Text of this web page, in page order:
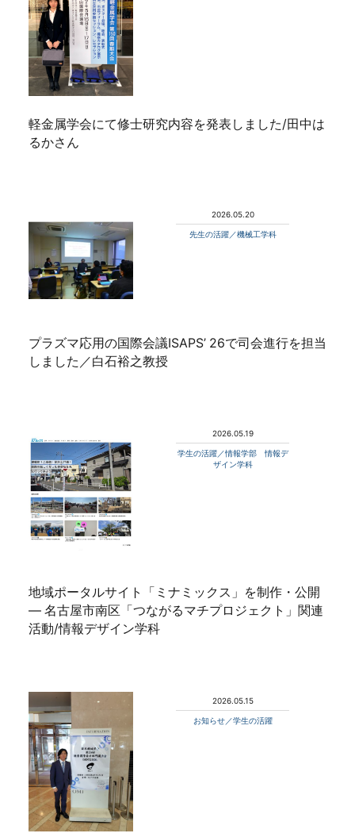
軽金属学会にて修士研究内容を発表しました/田中は
るかさん
2026.05.20
先生の活躍／機械工学科
プラズマ応用の国際会議ISAPS’ 26で司会進行を担当
しました／白石裕之教授
2026.05.19
学生の活躍／情報学部 情報デ
ザイン学科
地域ポータルサイト「ミナミックス」を制作・公開
— 名古屋市南区「つながるマチプロジェクト」関連
活動/情報デザイン学科
2026.05.15
お知らせ／学生の活躍